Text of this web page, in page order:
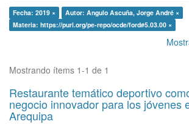
Fecha: 2019 ×
Autor: Angulo Ascuña, Jorge André ×
Materia: https://purl.org/pe-repo/ocde/ford#5.03.00 ×
Mostrando ítems 1-1 de 1
Restaurante temático deportivo
negocio innovador para los jóvenes
Arequipa